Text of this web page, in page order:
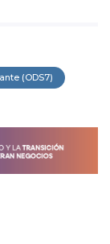
(ODS7)